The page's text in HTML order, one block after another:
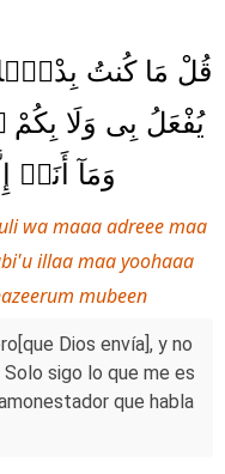
قُلْ مَا كُنتُ
يُفْعَلُ بِى وَلَا بِكُمْ
وَمَآ أَنَا۠
wa maaa adreee maa
illaa maa yoohaaa
mubeen
Dios envía], y no
sigo lo que me es
que habla